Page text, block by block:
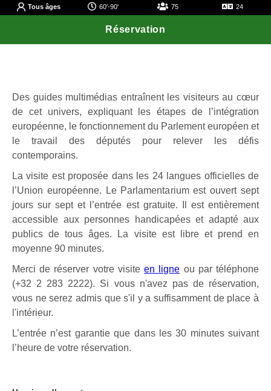
Tous âges 60'-90' 75 24
Réservation
Des guides multimédias entraînent les visiteurs au cœur
de cet univers, expliquant les étapes de l’intégration
européenne, le fonctionnement du Parlement européen et
le travail des députés pour relever les défis
contemporains.
La visite est proposée dans les 24 langues officielles de
l’Union européenne. Le Parlamentarium est ouvert sept
jours sur sept et l’entrée est gratuite. Il est entièrement
accessible aux personnes handicapées et adapté aux
publics de tous âges. La visite est libre et prend en
moyenne 90 minutes.
Merci de réserver votre visiteen ligne ou par téléphone
(+32 2 283 2222). Si vous n'avez pas de réservation,
vous ne serez admis que s'il y a suffisamment de place à
l'intérieur.
L’entrée n’est garantie que dans les 30 minutes suivant
l’heure de votre réservation.